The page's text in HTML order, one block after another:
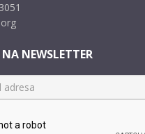
NA NEWSLETTER